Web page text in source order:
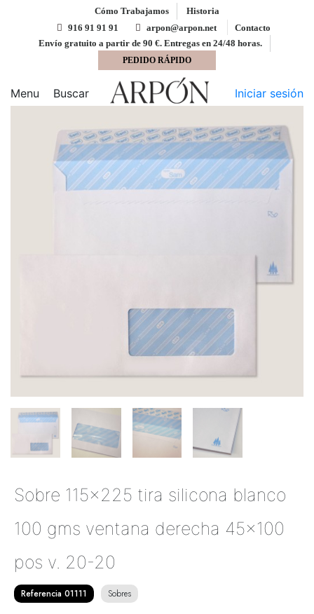
Cómo Trabajamos
Historia
916 91 91 91
arpon@arpon.net
Contacto
Envío gratuito a partir de 90 €. Entregas en 24/48 horas.
PEDIDO RÁPIDO
Menu Buscar Iniciar sesión
Sobre 115x225 tira silicona blanco
100 gms ventana derecha 45x100 pos v. 20-20
Sobre 115x225 tira silicona blanco
100 gms ventana derecha 45x100
pos v. 20-20
Referencia 01111 Sobres